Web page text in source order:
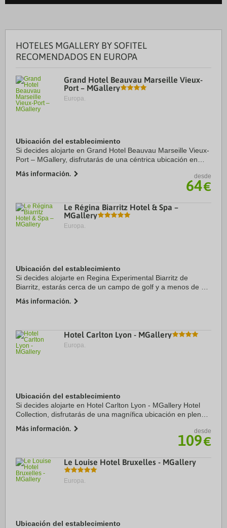
HOTELES MGALLERY BY SOFITEL
RECOMENDADOS EN EUROPA
Grand Hotel Beauvau Marseille Vieux-
Port – MGallery
Europa.
Ubicación del establecimiento
Si decides alojarte en Grand Hotel Beauvau Marseille Vieux-
Port – MGallery, disfrutarás de una céntrica ubicación en
Marsella y Museo de las ...
Más información. desde
64€
Le Régina Biarritz Hotel & Spa –
MGallery
Europa.
Ubicación del establecimiento
Si decides alojarte en Regina Experimental Biarritz de
Biarritz, estarás cerca de un campo de golf y a menos de 15
Además, este hotel de playa se ...
Más información.
Hotel Carlton Lyon - MGallery
Europa.
Ubicación del establecimiento
Si decides alojarte en Hotel Carlton Lyon - MGallery Hotel
Collection, disfrutarás de una magnífica ubicación en pleno
Ayuntamiento de Lyon. ...
Más información. desde
109€
Le Louise Hotel Bruxelles - MGallery
Europa.
Ubicación del establecimiento